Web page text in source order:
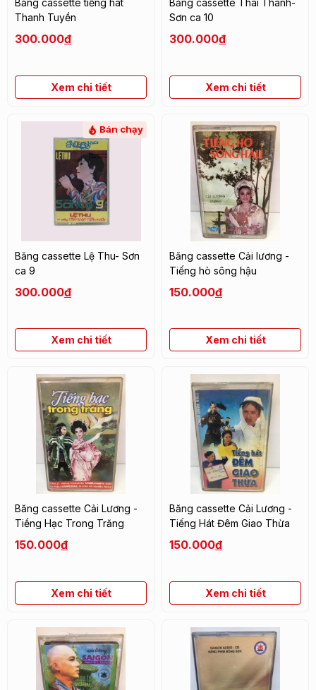
Băng cassette tiếng hát
Thanh Tuyền
300.000đ
Xem chi tiết
Băng cassette Thái Thanh-
Sơn ca 10
300.000đ
Xem chi tiết
Bán chạy
Băng cassette Lệ Thu- Sơn
ca 9
300.000đ
Xem chi tiết
Băng cassette Cải lương -
Tiếng hò sông hậu
150.000đ
Xem chi tiết
Băng cassette Cải Lương -
Tiềng Hạc Trong Trăng
150.000đ
Xem chi tiết
Băng cassette Cải Lương -
Tiếng Hát Đêm Giao Thừa
150.000đ
Xem chi tiết